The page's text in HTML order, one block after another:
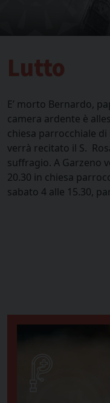
Lutto
E’ morto Bernardo,
camera ardente è
chiesa parrocchiale di
verrà recitato il S.
suffragio. A Garzeno
20.30 in chiesa
sabato 4 alle 15.30,